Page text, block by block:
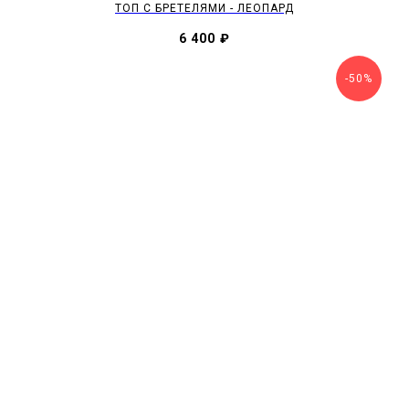
ТОП С БРЕТЕЛЯМИ - ЛЕОПАРД
6 400 ₽
-50%